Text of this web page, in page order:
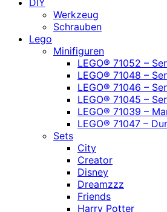
DIY
Werkzeug
Schrauben
Lego
Minifiguren
LEGO® 71052 –
LEGO® 71048 –
LEGO® 71046 –
LEGO® 71045 –
LEGO® 71039 –
LEGO® 71047 –
Sets
City
Creator
Disney
Dreamzzz
Friends
Harry Potter